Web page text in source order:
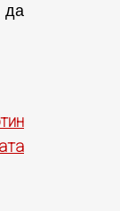
да